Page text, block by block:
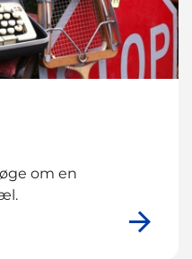
om en